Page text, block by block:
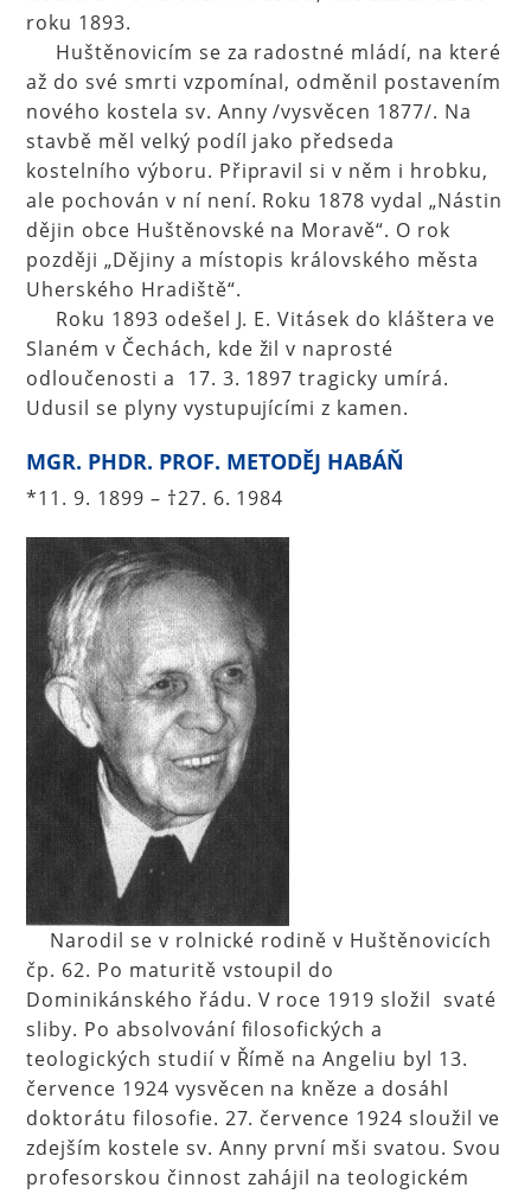
roku 1893.
Huštěnovicím se za radostné mládí, na které
až do své smrti vzpomínal, odměnil postavením
nového kostela sv. Anny /vysvěcen 1877/. Na
stavbě měl velký podíl jako předseda
kostelního výboru. Připravil si v něm i hrobku,
ale pochován v ní není. Roku 1878 vydal „Nástin
dějin obce Huštěnovské na Moravě“. O rok
později „Dějiny a místopis královského města
Uherského Hradiště“.
Roku 1893 odešel J. E. Vitásek do kláštera ve
Slaném v Čechách, kde žil v naprosté
odloučenosti a 17. 3. 1897 tragicky umírá.
Udusil se plyny vystupujícími z kamen.
MGR. PHDR. PROF. METODĚJ HABÁŇ
*11. 9. 1899 – †27. 6. 1984
Narodil se v rolnické rodině v Huštěnovicích
čp. 62. Po maturitě vstoupil do
Dominikánského řádu. V roce 1919 složil svaté
sliby. Po absolvování filosofických a
teologických studií v Římě na Angeliu byl 13.
července 1924 vysvěcen na kněze a dosáhl
doktorátu filosofie. 27. července 1924 sloužil ve
zdejším kostele sv. Anny první mši svatou. Svou
profesorskou činnost zahájil na teologickém